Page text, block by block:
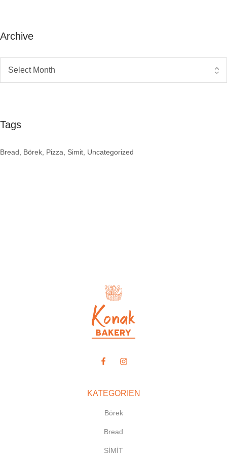
Archive
Tags
Bread Börek Pizza Simit Uncategorized
KATEGORIEN
Börek
Bread
SİMİT